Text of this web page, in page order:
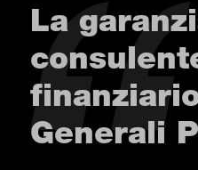
La
Generali